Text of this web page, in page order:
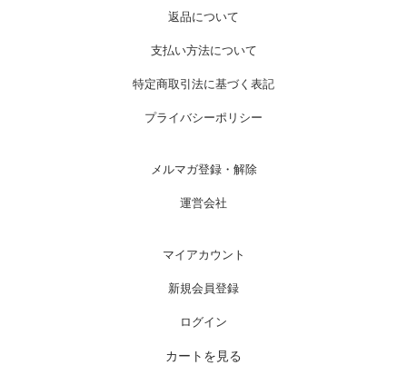
返品について
支払い方法について
特定商取引法に基づく表記
プライバシーポリシー
メルマガ登録・解除
運営会社
マイアカウント
新規会員登録
ログイン
カートを見る